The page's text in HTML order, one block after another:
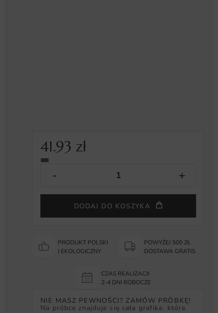
41.93zł
DODAJ DO KOSZYKA
PRODUKT POLSKI
I EKOLOGICZNY
POWYŻEJ 500 ZŁ
DOSTAWA GRATIS
CZAS REALIZACJI
2-4 DNI ROBOCZE
NIE MASZ PEWNOŚCI? ZAMÓW PRÓBKĘ!
Na próbce znajduje się cała grafika, która